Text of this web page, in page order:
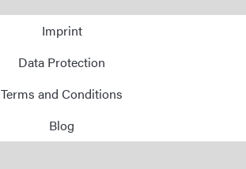
Imprint
Data Protection
Terms and Conditions
Blog